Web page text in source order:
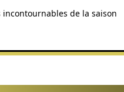
incontournables de la saison